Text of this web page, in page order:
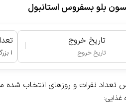
بلو بسفروس استانبول
تاریخ خروج
تاریخ خروج
|
1 بزرگسال - 0 کودک - 0 نوزاد
تعداد نفرات و روزهای انتخاب
غذایی: